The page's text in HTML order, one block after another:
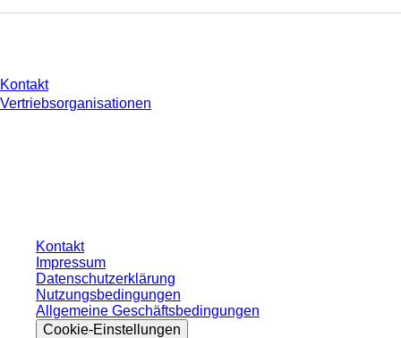
Kontakt
Vertriebsorganisationen
Kontakt
Impressum
Datenschutzerklärung
Nutzungsbedingungen
Allgemeine Geschäftsbedingungen
Cookie-Einstellungen